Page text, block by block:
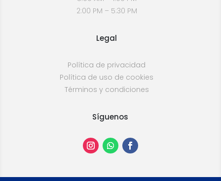
2:00 PM – 5:30 PM
Legal
Política de privacidad
Política de uso de cookies
Términos y condiciones
Síguenos